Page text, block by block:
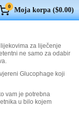
0 Moja korpa ($0.00)
za liječenje
ne samo za odabir
Glucophage koji
vam je potrebna
u bilo kojem